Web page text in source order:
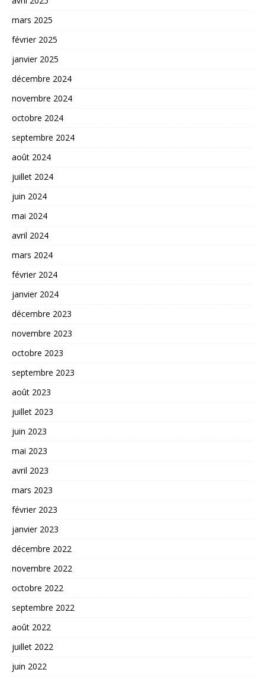
mars 2025
février 2025
janvier 2025
décembre 2024
novembre 2024
octobre 2024
septembre 2024
août 2024
juillet 2024
juin 2024
mai 2024
avril 2024
mars 2024
février 2024
janvier 2024
décembre 2023
novembre 2023
octobre 2023
septembre 2023
août 2023
juillet 2023
juin 2023
mai 2023
avril 2023
mars 2023
février 2023
janvier 2023
décembre 2022
novembre 2022
octobre 2022
septembre 2022
août 2022
juillet 2022
juin 2022